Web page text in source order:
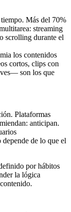
Más del 70%
streaming
scrolling durante el
los contenidos
cortos, clips con
son los que
Plataformas
anticipan.
de lo que el
por hábitos
la lógica